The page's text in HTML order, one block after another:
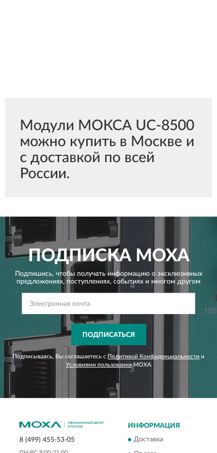
Модули МОКСА UC-8500
можно купить в Москве и
с доставкой по всей
России.
ПОДПИСКАMOXA
Подпишись, чтобы получать информацию о эксклюзивных
предложениях, поступлениях, событиях и многом другом
ПОДПИСАТЬСЯ
Подписываясь, Вы соглашаетесь с Политикой Конфиденциальности и
Условиями пользованияMOXA
8 (499) 455-53-05
ИНФОРМАЦИЯ
Доставка